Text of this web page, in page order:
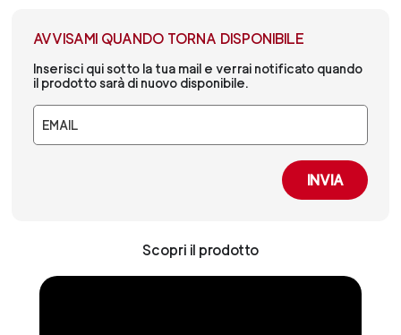
AVVISAMI QUANDO TORNA DISPONIBILE
Inserisci qui sotto la tua mail e verrai notificato quando
il prodotto sarà di nuovo disponibile.
EMAIL
INVIA
Scopri il prodotto